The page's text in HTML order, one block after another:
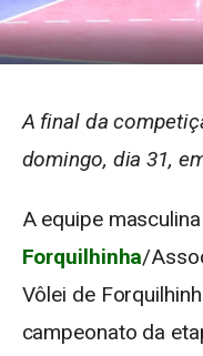
A final da
domingo, dia 31,
A equipe
Forquilhinha/
Vôlei de
campeonato da